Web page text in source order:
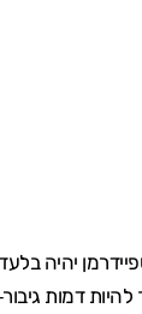
יהיה
דמות